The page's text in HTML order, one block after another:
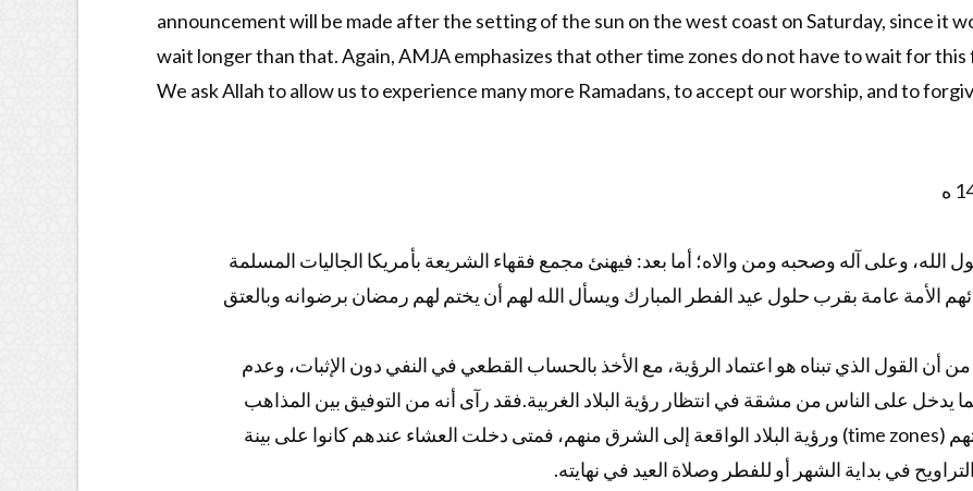
announcement will be made after the setting of the sun on the west coast on Saturday, since it
wait longer than that. Again, AMJA emphasizes that other time zones do not have to wait for
We ask Allah to allow us to experience many more Ramadans, to accept our worship, and to
الله، وعلى آله وصحبه ومن والاه؛ أما بعد: فيهنئ مجمع فقهاء الشريعة بأمريكا الجاليات المسلمة
الأمة عامة بقرب حلول عيد الفطر المبارك ويسأل الله لهم أن يختم لهم رمضان برضوانه وبالعتق
أن القول الذي تبناه هو اعتماد الرؤية، مع الأخذ بالحساب القطعي في النفي دون الإثبات، وعدم
يدخل على الناس من مشقة في انتظار رؤية البلاد الغربية.فقد رآى أنه من التوفيق بين المذاهب
أن يعمل أهل كل منطقة زمنية برؤيتهم (time zones) ورؤية البلاد الواقعة إلى الشرق منهم، فمتى دخلت العشاء عندهم كانوا على بينة
في بداية الشهر أو للفطر وصلاة العيد في نهايته.